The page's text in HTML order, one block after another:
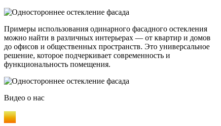
Примеры использования одинарного фасадного остекления
можно найти в различных интерьерах — от квартир и домов
до офисов и общественных пространств. Это универсальное
решение, которое подчеркивает современность и
функциональность помещения.
Видео о нас